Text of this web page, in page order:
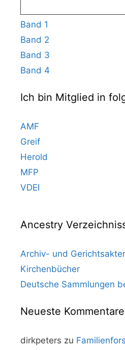
Band 1
Band 2
Band 3
Band 4
Ich bin Mitglied in
AMF
Greif
Herold
MFP
VDEI
Ancestry
Archiv- und
Kirchenbücher
Deutsche Sammlungen
Neueste Kommentare
dirkpeters zu